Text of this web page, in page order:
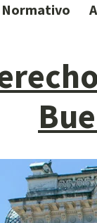
Normativo